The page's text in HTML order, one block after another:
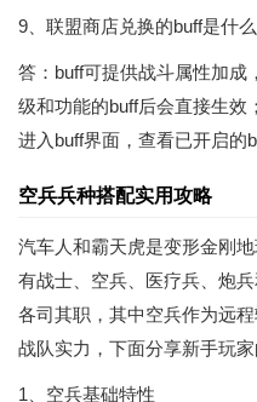
9、联盟商店兑换的buff是什
答：buff可提供战斗属性加成
级和功能的buff后会直接生效
进入buff界面，查看已开启的
空兵兵种搭配实用攻略
汽车人和霸天虎是变形金刚
有战士、空兵、医疗兵、炮
各司其职，其中空兵作为远
战队实力，下面分享新手玩家
1、空兵基础特性